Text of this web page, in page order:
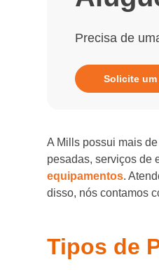
Precisa de
Solicite
A Mills possui mais
pesadas, serviços de
equipamentos.
disso, nós contamos
Tipos de